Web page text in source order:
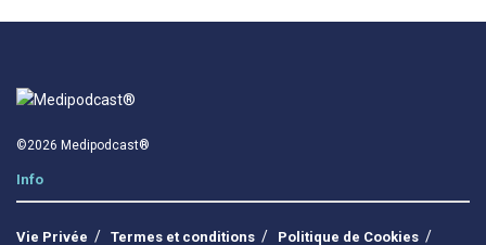
©2026 Medipodcast®
Info
Vie Privée Termes et conditions Politique de Cookies